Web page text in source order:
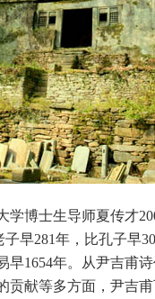
学博士生导师夏传才
子早281年，比孔子早
早1654年。从尹吉甫
贡献等多方面，尹吉